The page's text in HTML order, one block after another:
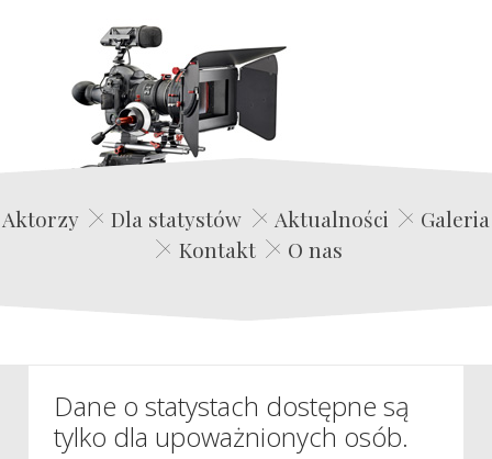
Edwin Film Agencja Aktorska
Aktorzy Dla statystów Aktualności
Galeria
Kontakt
O nas
Dane o statystach dostępne są
tylko dla upoważnionych osób.